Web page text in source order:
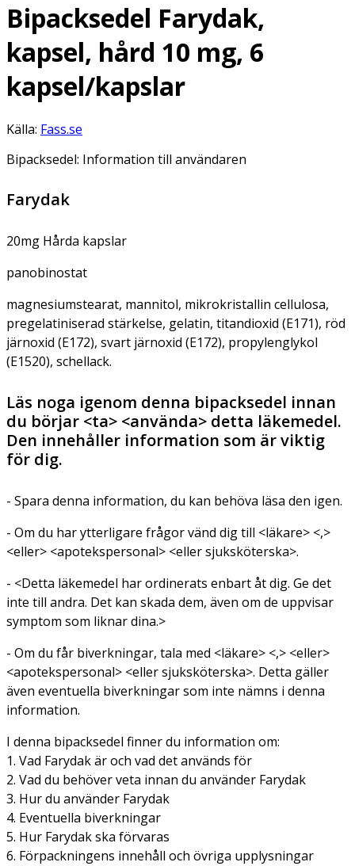
Bipacksedel Farydak,
kapsel, hård 10 mg, 6
kapsel/kapslar
Källa: Fass.se
Bipacksedel: Information till användaren
Farydak
20mg Hårda kapslar
panobinostat
magnesiumstearat, mannitol, mikrokristallin cellulosa,
pregelatiniserad stärkelse, gelatin, titandioxid (E171), röd
järnoxid (E172), svart järnoxid (E172), propylenglykol
(E1520), schellack.
Läs noga igenom denna bipacksedel innan
du börjar <ta> <använda> detta läkemedel.
Den innehåller information som är viktig
för dig.
- Spara denna information, du kan behöva läsa den igen.
- Om du har ytterligare frågor vänd dig till <läkare> <,>
<eller> <apotekspersonal> <eller sjuksköterska>.
- <Detta läkemedel har ordinerats enbart åt dig. Ge det
inte till andra. Det kan skada dem, även om de uppvisar
symptom som liknar dina.>
- Om du får biverkningar, tala med <läkare> <,> <eller>
<apotekspersonal> <eller sjuksköterska>. Detta gäller
även eventuella biverkningar som inte nämns i denna
information.
I denna bipacksedel finner du information om:
1. Vad Farydak är och vad det används för
2. Vad du behöver veta innan du använder Farydak
3. Hur du använder Farydak
4. Eventuella biverkningar
5. Hur Farydak ska förvaras
6. Förpackningens innehåll och övriga upplysningar